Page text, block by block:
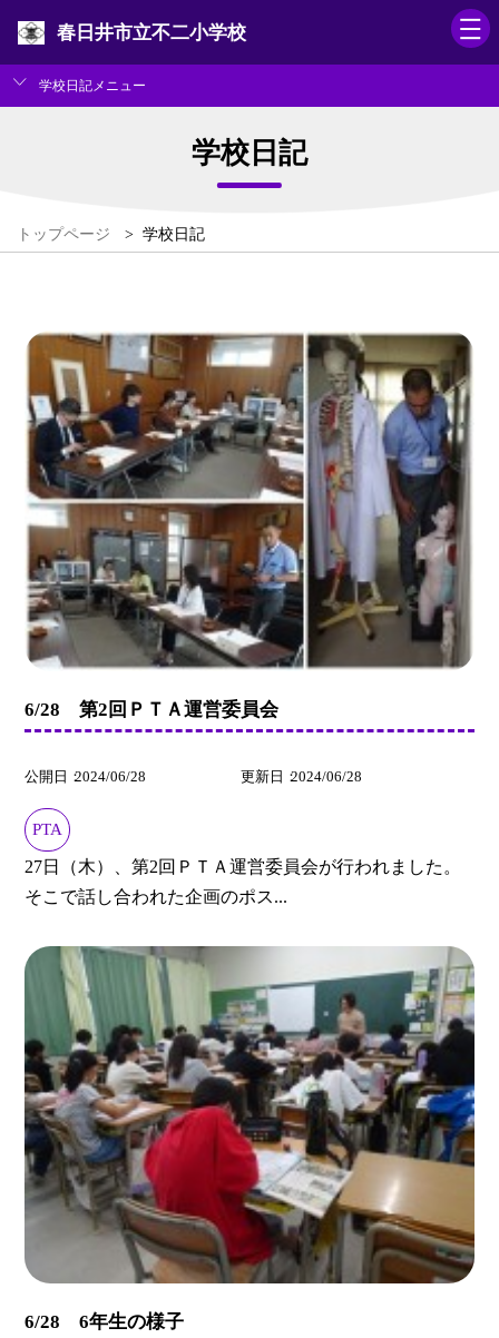
春日井市立不二小学校
学校日記メニュー
学校日記
トップページ > 学校日記
6/28 第2回ＰＴＡ運営委員会
公開日 2024/06/28 更新日 2024/06/28
PTA
27日（木）、第2回ＰＴＡ運営委員会が行われました。
そこで話し合われた企画のポス...
6/28 6年生の様子